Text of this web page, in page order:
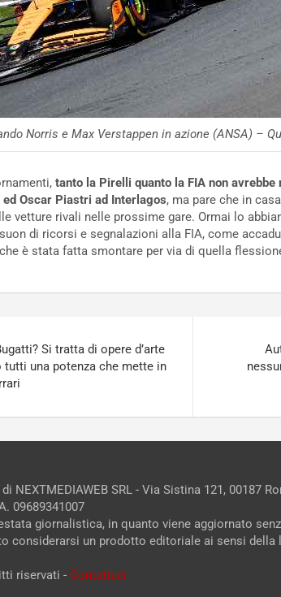
Norris e Max Verstappen in azione (ANSA) –
tanto la Pirelli quanto la FIA non
Oscar Piastri ad Interlagos, ma pare che in
vetture rivali nelle prossime gare. Ormai lo
di ricorsi e segnalazioni alla FIA, come
è stata fatta smontare per via di quella
Si tratta di opere d’arte
tutti una potenza che mette in
NEXTMEDIAWEB SRL - Via Sistina 121, 00187
09689341007
giornalistica, in quanto viene aggiornato
considerarsi un prodotto editoriale ai sensi della
riservati - Contattaci